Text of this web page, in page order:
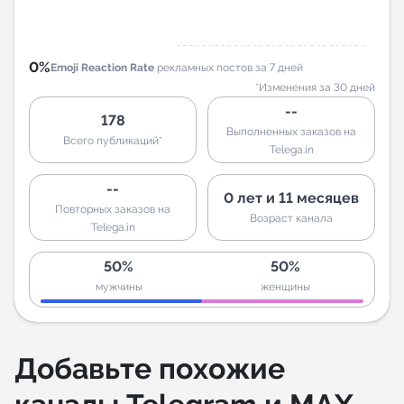
0%Emoji Reaction Rate рекламных постов за 7 дней
*Изменения за 30 дней
178
Всего публикаций*
--
Выполненных заказов на
Telega.in
--
Повторных заказов на
Telega.in
0 лет и 11 месяцев
Возраст канала
50%
мужчины
50%
женщины
Добавьте похожие